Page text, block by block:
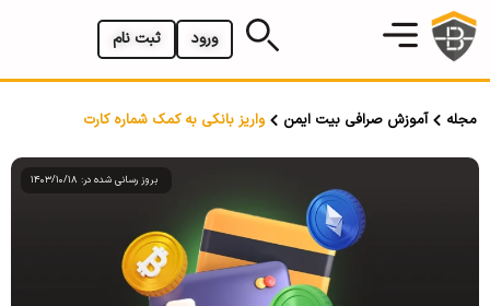
ثبت نام ورود
مجله آموزش صرافی بیت ایمن واریز بانکی به کمک شماره کارت
بروز رسانی شده در: 1403/10/18